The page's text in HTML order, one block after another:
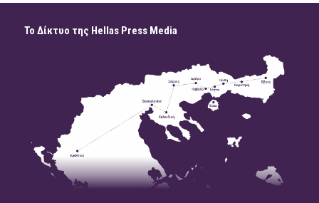
Το Δίκτυο της Hellas Press Media